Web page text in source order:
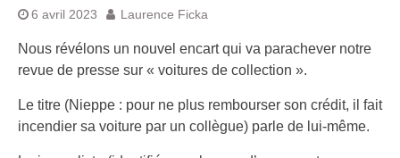
6 avril 2023 Laurence Ficka
Nous révélons un nouvel encart qui va parachever notre
revue de presse sur « voitures de collection ».
Le titre (Nieppe : pour ne plus rembourser son crédit, il fait
incendier sa voiture par un collègue) parle de lui-même.